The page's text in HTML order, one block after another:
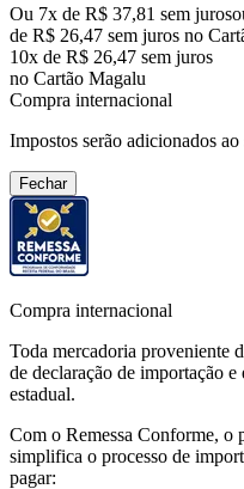
Ou 7x de R$ 37,81 sem juros
de R$ 26,47 sem juros no
10x de R$ 26,47 sem juros
no Cartão Magalu
Compra internacional
Impostos serão adicionados
Fechar
Compra internacional
Toda mercadoria proveniente
de declaração de importação
estadual.
Com o Remessa Conforme, o
simplifica o processo de
pagar: